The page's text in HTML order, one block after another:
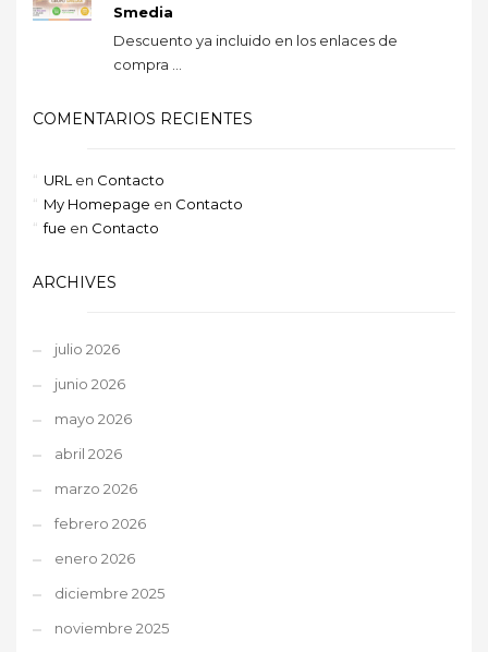
Smedia
Descuento ya incluido en los enlaces de
compra ...
COMENTARIOS RECIENTES
URL en Contacto
My Homepage en Contacto
fue en Contacto
ARCHIVES
julio 2026
junio 2026
mayo 2026
abril 2026
marzo 2026
febrero 2026
enero 2026
diciembre 2025
noviembre 2025